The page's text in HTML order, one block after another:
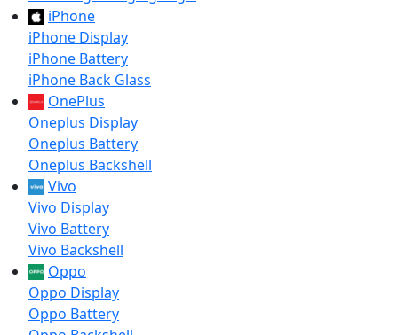
iPhone
iPhone Display
iPhone Battery
iPhone Back Glass
OnePlus
Oneplus Display
Oneplus Battery
Oneplus Backshell
Vivo
Vivo Display
Vivo Battery
Vivo Backshell
Oppo
Oppo Display
Oppo Battery